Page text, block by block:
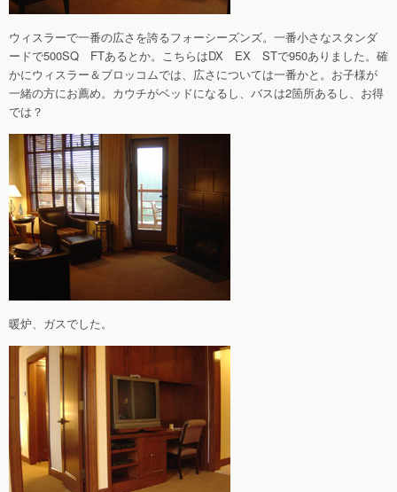
ウィスラーで一番の広さを誇るフォーシーズンズ。一番小さなスタンダ
ードで500SQ FTあるとか。こちらはDX EX STで950ありました。確
かにウィスラー＆ブロッコムでは、広さについては一番かと。お子様が
一緒の方にお薦め。カウチがベッドになるし、バスは2箇所あるし、お得
では？
暖炉、ガスでした。